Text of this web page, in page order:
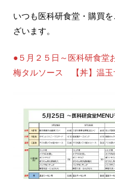
いつも医科研食堂・購買
ざいます。
●５月２５日～医科研食堂
梅タルソース 【丼】温玉